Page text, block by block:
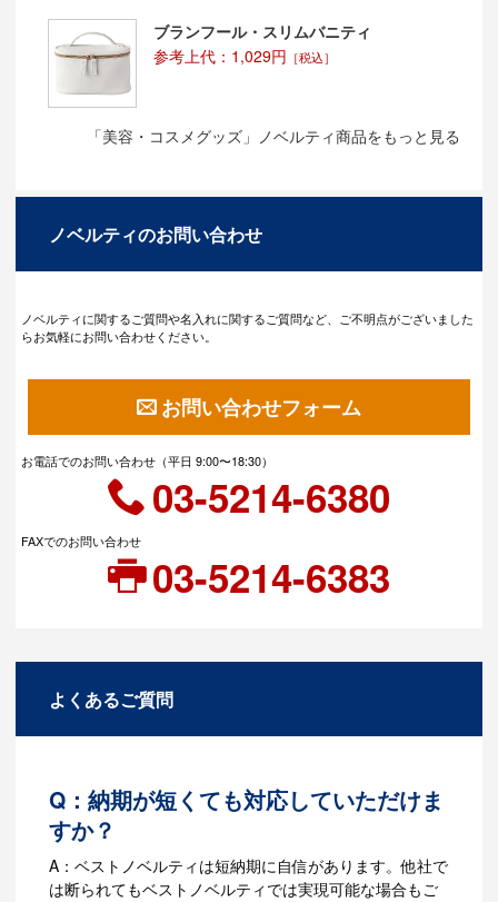
ブランフール・スリムバニティ
参考上代：1,029円 ［税込］
「美容・コスメグッズ」ノベルティ商品をもっと見る
ノベルティのお問い合わせ
ノベルティに関するご質問や名入れに関するご質問など、ご不明点がございました
らお気軽にお問い合わせください。
お問い合わせフォーム
お電話でのお問い合わせ（平日 9:00〜18:30）
03-5214-6380
FAXでのお問い合わせ
03-5214-6383
よくあるご質問
Q：納期が短くても対応していただけま
すか？
A：ベストノベルティは短納期に自信があります。他社で
は断られてもベストノベルティでは実現可能な場合もご